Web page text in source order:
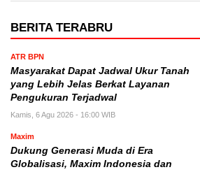
BERITA TERABRU
ATR BPN
Masyarakat Dapat Jadwal Ukur Tanah
yang Lebih Jelas Berkat Layanan
Pengukuran Terjadwal
Kamis, 6 Agu 2026 - 16:00 WIB
Maxim
Dukung Generasi Muda di Era
Globalisasi, Maxim Indonesia dan